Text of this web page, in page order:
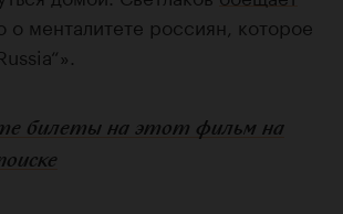
о менталитете россиян, которое
билеты на этот фильм на